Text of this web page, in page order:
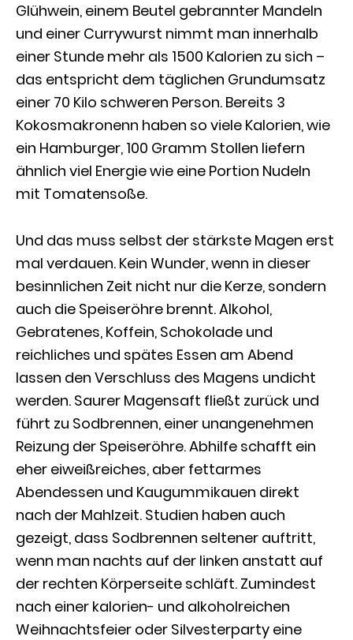
Glühwein, einem Beutel gebrannter Mandeln
und einer Currywurst nimmt man innerhalb
einer Stunde mehr als 1500 Kalorien zu sich –
das entspricht dem täglichen Grundumsatz
einer 70 Kilo schweren Person. Bereits 3
Kokosmakronenn haben so viele Kalorien, wie
ein Hamburger, 100 Gramm Stollen liefern
ähnlich viel Energie wie eine Portion Nudeln
mit Tomatensoße.
Und das muss selbst der stärkste Magen erst
mal verdauen. Kein Wunder, wenn in dieser
besinnlichen Zeit nicht nur die Kerze, sondern
auch die Speiseröhre brennt. Alkohol,
Gebratenes, Koffein, Schokolade und
reichliches und spätes Essen am Abend
lassen den Verschluss des Magens undicht
werden. Saurer Magensaft fließt zurück und
führt zu Sodbrennen, einer unangenehmen
Reizung der Speiseröhre. Abhilfe schafft ein
eher eiweißreiches, aber fettarmes
Abendessen und Kaugummikauen direkt
nach der Mahlzeit. Studien haben auch
gezeigt, dass Sodbrennen seltener auftritt,
wenn man nachts auf der linken anstatt auf
der rechten Körperseite schläft. Zumindest
nach einer kalorien- und alkoholreichen
Weihnachtsfeier oder Silvesterparty eine